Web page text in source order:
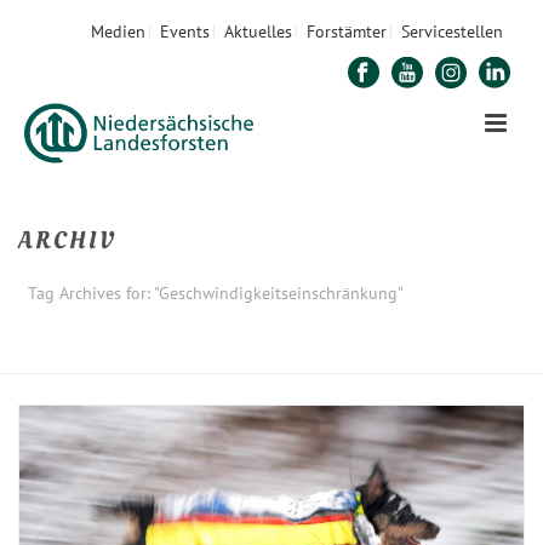
Medien Events Aktuelles Forstämter Servicestellen
ARCHIV
Tag Archives for: "Geschwindigkeitseinschränkung"